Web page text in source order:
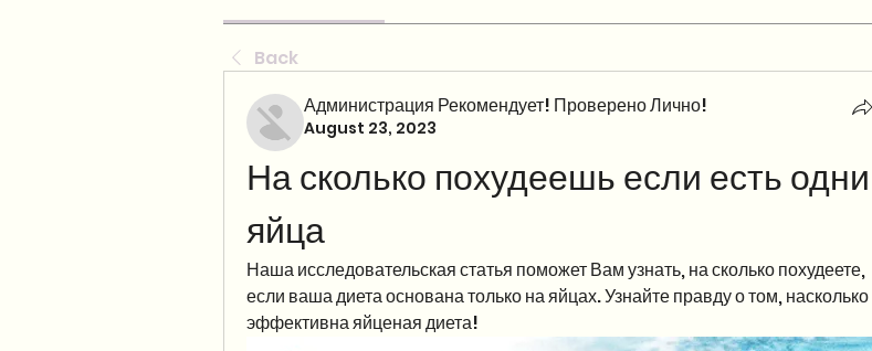
Back
Администрация Рекомендует! Проверено Лично!
August 23, 2023
На сколько похудеешь если есть одни
яйца
Наша исследовательская статья поможет Вам узнать, на сколько похудеете,
если ваша диета основана только на яйцах. Узнайте правду о том, насколько
эффективна яйценая диета!